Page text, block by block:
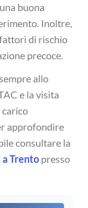
buona
Inoltre,
di rischio
precoce.
allo
e la visita
carico
approfondire
consultare la
Trento presso